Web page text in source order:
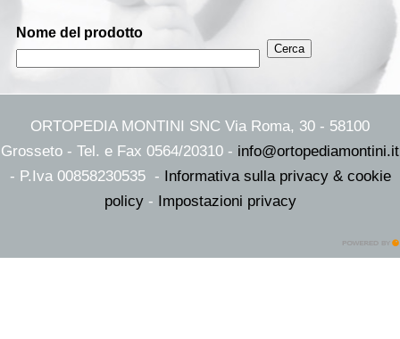
Nome del prodotto
ORTOPEDIA MONTINI SNC Via Roma, 30 - 58100
Grosseto - Tel. e Fax 0564/20310 - info@ortopediamontini.it
- P.Iva 00858230535 - Informativa sulla privacy & cookie
policy- Impostazioni privacy